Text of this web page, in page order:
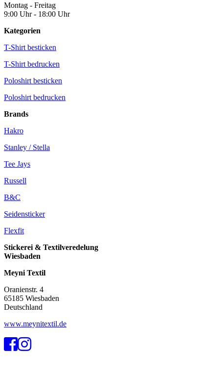
Montag - Freitag
9:00 Uhr - 18:00 Uhr
Kategorien
T-Shirt besticken
T-Shirt bedrucken
Poloshirt besticken
Poloshirt bedrucken
Brands
Hakro
Stanley / Stella
Tee Jays
Russell
B&C
Seidensticker
Flexfit
Stickerei & Textilveredelung
Wiesbaden
Meyni Textil
Oranienstr. 4
65185 Wiesbaden
Deutschland
www.meynitextil.de